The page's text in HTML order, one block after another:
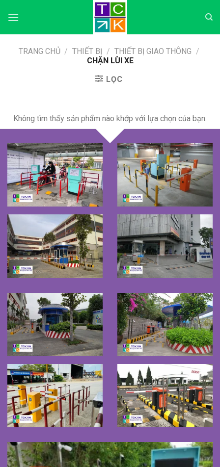
TRANG CHỦ / THIẾT BỊ / THIẾT BỊ GIAO THÔNG /
CHẶN LÙI XE
LỌC
Không tìm thấy sản phẩm nào khớp với lựa chọn của bạn.